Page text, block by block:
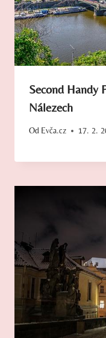
Second Handy
Nálezech
Od Evča.cz 17. 2.